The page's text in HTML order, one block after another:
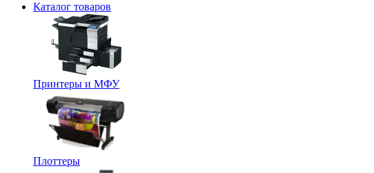
Каталог товаров
Принтеры и МФУ
Плоттеры